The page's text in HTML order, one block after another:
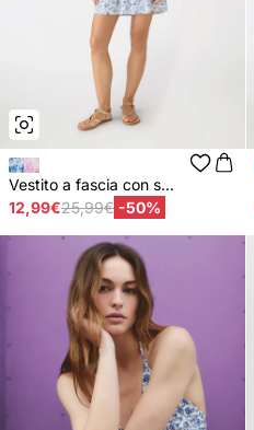
Vestito a fascia con s...
12,99€25,99€ -50%